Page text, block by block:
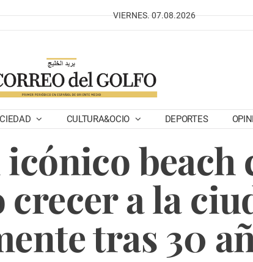
VIERNES. 07.08.2026
CULTURA&OCIO DEPORTES
beach
crecer a la
tras 30